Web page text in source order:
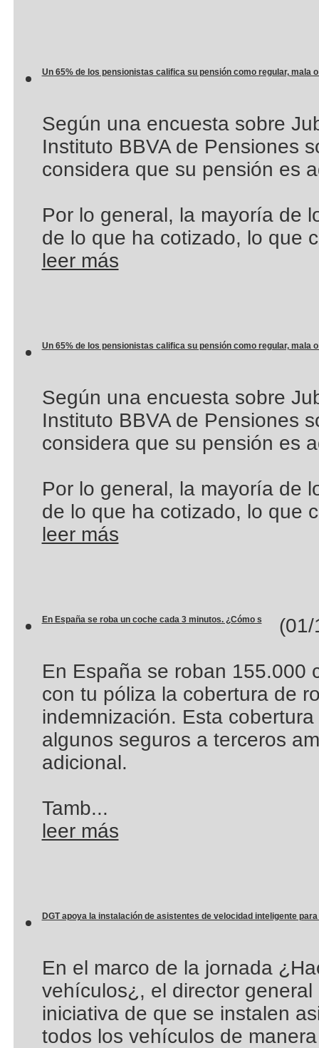
Un 65% de los pensionistas califica su pensión como regular, mala
Según una encuesta sobre
Instituto BBVA de Pensiones
considera que su pensión es
Por lo general, la mayoría de
de lo que ha cotizado, lo que
leer más
Un 65% de los pensionistas califica su pensión como regular, mala
Según una encuesta sobre
Instituto BBVA de Pensiones
considera que su pensión es
Por lo general, la mayoría de
de lo que ha cotizado, lo que
leer más
En España se roba un coche cada 3 minutos. ¿Cómo s(01/
En España se roban 155.000
con tu póliza la cobertura de
indemnización. Esta
algunos seguros a terceros
adicional.
Tamb...
leer más
DGT apoya la instalación de asistentes de velocidad inteligente
En el marco de la jornada
vehículos¿, el director
iniciativa de que se instalen
todos los vehículos de